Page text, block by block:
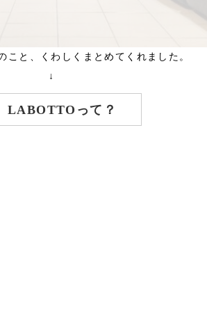
こと、くわしくまとめてくれました。
↓
LABOTTOって？